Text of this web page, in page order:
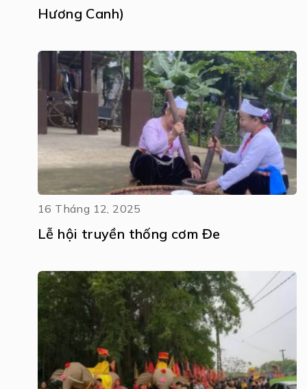
Hương Canh)
16 Tháng 12, 2025
Lễ hội truyền thống cơm Đe